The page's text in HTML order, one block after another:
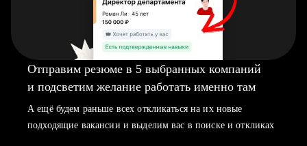
Отправим резюме в 5 выбранных компаний
и подсветим желание работать именно там
А ещё будем раньше всех откликаться на их новые
подходящие вакансии и выделим вас в поиске и откликах